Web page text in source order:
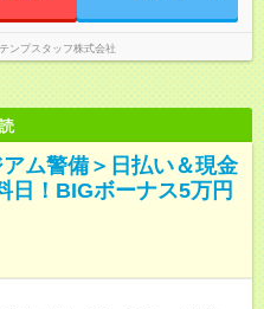
ンプスタッフ株式会社
ム警備＞日払い＆現金
日！BIGボーナス5万円